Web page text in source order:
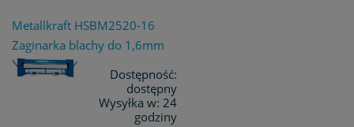
Metallkraft HSBM2520-16
Zaginarka blachy do 1,6mm
Dostępność:
dostępny
Wysyłka w: 24
godziny